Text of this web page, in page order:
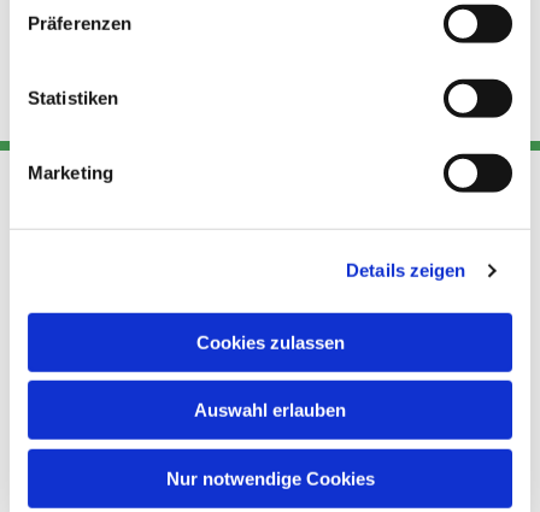
Präferenzen
Statistiken
Marketing
Details zeigen
Cookies zulassen
Auswahl erlauben
Nur notwendige Cookies
Adresse
Kirchengemeinde Pfarrei
Hl. Theresa von Avila Berlin
Nordost
Leitender Pfarrer - Norbert
Pomplun
13086 Berlin
Kont
Telefon
+49 30
924 64 28
30 924 54
18
Links
Datensch
Datensch
Social